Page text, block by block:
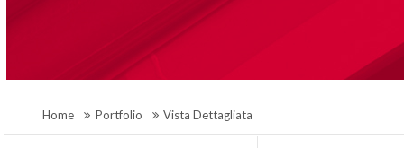
Home Portfolio Vista Dettagliata